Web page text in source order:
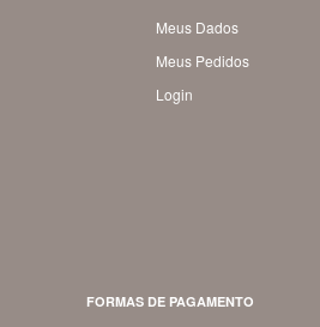
Meus Dados
Meus Pedidos
Login
FORMAS DE PAGAMENTO